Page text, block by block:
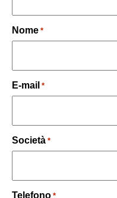
Nome *
E-mail *
Società *
Telefono *